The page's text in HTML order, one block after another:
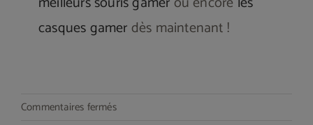
casques gamerdès maintenant !
Commentaires ferméssur